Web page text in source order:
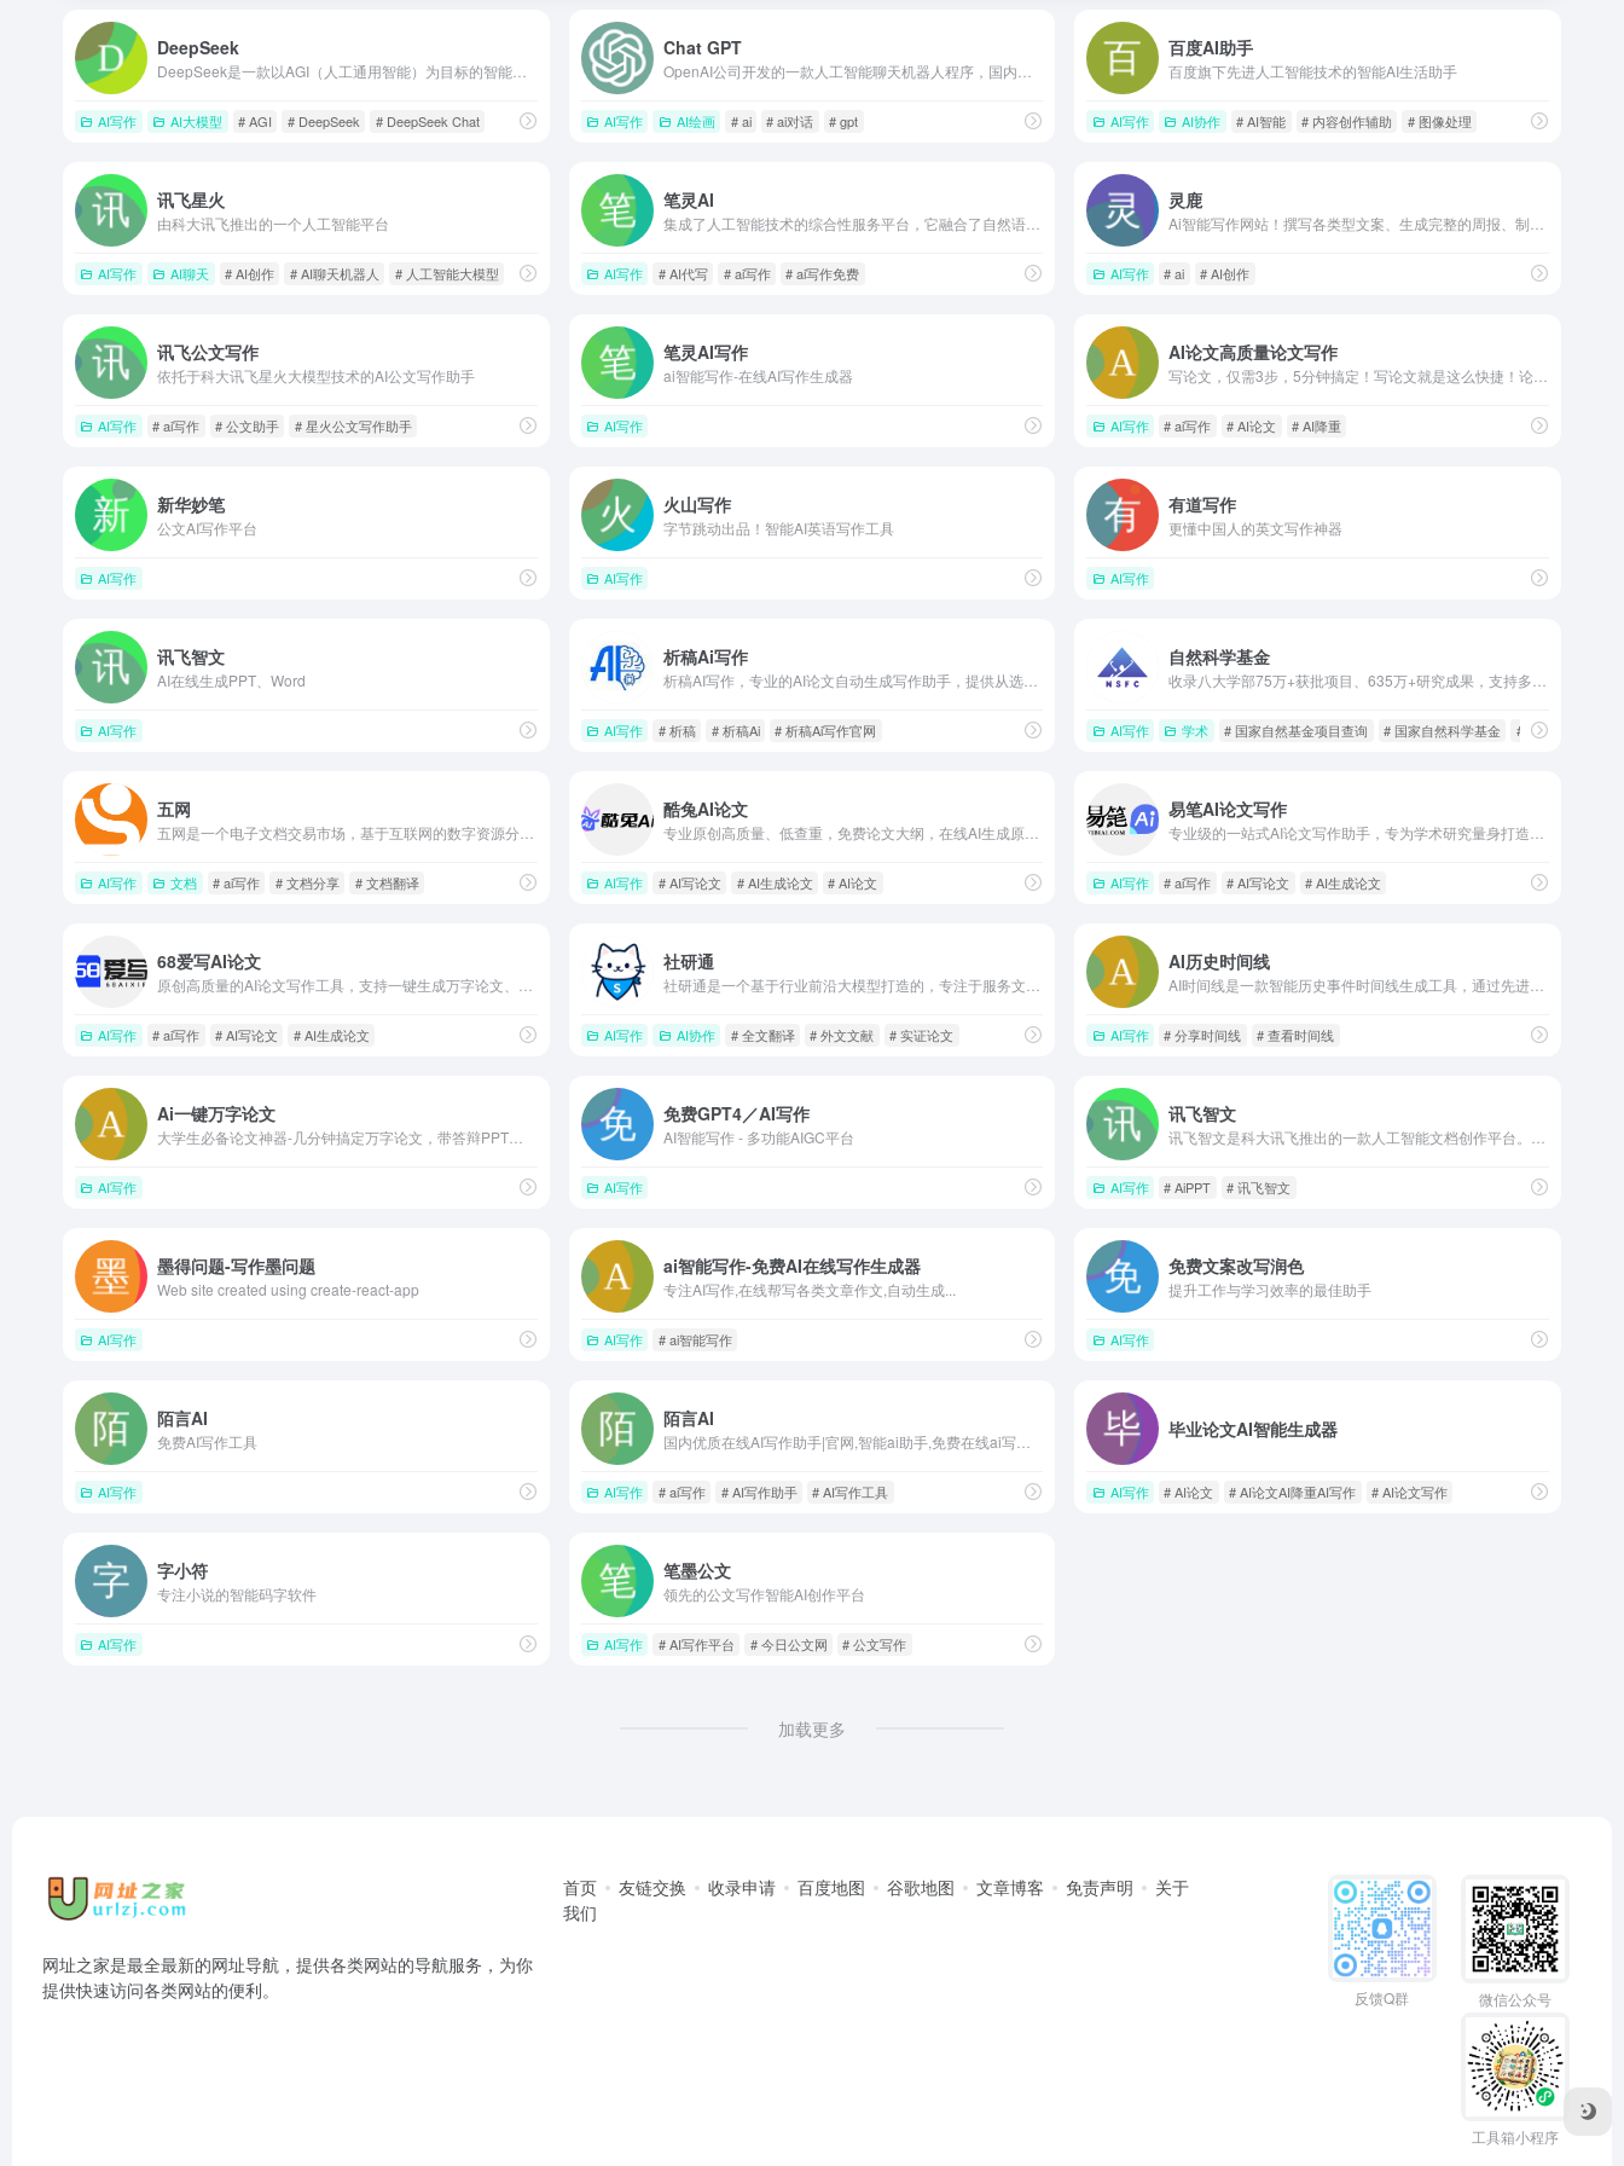
DeepSeek
AI写作 AI大模型 # AGI # DeepSeek # DeepSeek Chat
Chat GPT
AI写作 AI绘画 # ai # ai对话 # gpt
百度AI助手
百度旗下先进人工智能技术的智能AI生活助手
AI写作 AI协作 # AI智能 # 内容创作辅助 # 图像处理
讯飞星火
由科大讯飞推出的一个人工智能平台
AI写作 AI聊天 # AI创作 # AI聊天机器人 # 人工智能大模型
笔灵AI
集成了人工智能技术的综合性服务平台，它融合了自然语言处理、机器学习、深度学习等多种AI技术，为用户提供多样化的智能服务。
AI写作 # AI代写 # ai写作 # ai写作免费
灵鹿
AI写作 # ai # AI创作
讯飞公文写作
依托于科大讯飞星火大模型技术的AI公文写作助手
AI写作 # ai写作 # 公文助手 # 星火公文写作助手
笔灵AI写作
ai智能写作-在线AI写作生成器
AI写作
AI论文高质量论文写作
AI写作 # ai写作 # AI论文 # AI降重
新华妙笔
公文AI写作平台
AI写作
火山写作
字节跳动出品！智能AI英语写作工具
AI写作
有道写作
更懂中国人的英文写作神器
AI写作
讯飞智文
AI在线生成PPT、Word
AI写作
析稿Ai写作
析稿AI写作，专业的AI论文自动生成写作助手，提供从选题、写作到降重的全流程服务，涵盖毕业论文期刊论文职称论文开题报告任务书降AIGC等等
AI写作 # 析稿 # 析稿Ai # 析稿Ai写作官网
自然科学基金
AI写作 学术 # 国家自然基金项目查询 # 国家自然科学基金 # 国家自然科学
五网
AI写作 文档 # ai写作 # 文档分享 # 文档翻译
酷兔AI论文
AI写作 # AI写论文 # AI生成论文 # AI论文
易笔AI论文写作
AI写作 # ai写作 # AI写论文 # AI生成论文
68爱写AI论文
AI写作 # ai写作 # AI写论文 # AI生成论文
社研通
AI写作 AI协作 # 全文翻译 # 外文文献 # 实证论文
AI历史时间线
AI写作 # 分享时间线 # 查看时间线
Ai一键万字论文
AI写作
免费GPT4／AI写作
AI智能写作 - 多功能AIGC平台
AI写作
讯飞智文
AI写作 # AiPPT # 讯飞智文
墨得问题-写作墨问题
Web site created using create-react-app
AI写作
ai智能写作-免费AI在线写作生成器
专注AI写作,在线帮写各类文章作文,自动生成...
AI写作 # ai智能写作
免费文案改写润色
提升工作与学习效率的最佳助手
AI写作
陌言AI
免费AI写作工具
AI写作
陌言AI
国内优质在线AI写作助手|官网,智能ai助手,免费在线ai写作工具
AI写作 # ai写作 # AI写作助手 # AI写作工具
毕业论文AI智能生成器
AI写作 # AI论文 # AI论文AI降重AI写作 # AI论文写作
字小符
专注小说的智能码字软件
AI写作
笔墨公文
领先的公文写作智能AI创作平台
AI写作 # AI写作平台 # 今日公文网 # 公文写作
加载更多
网址之家是最全最新的网址导航，提供各类网站的导航服务，为你
提供快速访问各类网站的便利。
首页 友链交换 收录申请 百度地图 谷歌地图 文章博客 免责声明
关于
我们
反馈Q群 微信公众号
工具箱小程序